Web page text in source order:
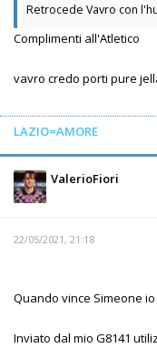
Retrocede Vavro con
Complimenti all'Atletico
vavro credo porti pure
LAZIO=AMORE
ValerioFiori
22/05/2021, 21:18
Quando vince Simeone
Inviato dal mio G8141